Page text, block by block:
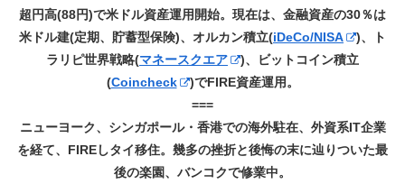
超円高(88円)で米ドル資産運用開始。現在は、金融資産の30％は
米ドル建(定期、貯蓄型保険)、オルカン積立(iDeCo/NISA
)、ト
ラリピ世界戦略(マネースクエア
)、ビットコイン積立
(Coincheck
)でFIRE資産運用。
===
ニューヨーク、シンガポール・香港での海外駐在、外資系IT企業
を経て、FIREしタイ移住。幾多の挫折と後悔の末に辿りついた最
後の楽園、バンコクで修業中。